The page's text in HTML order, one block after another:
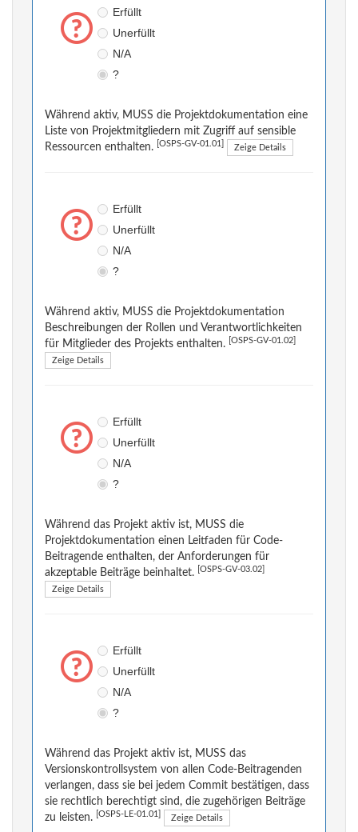
Erfüllt
Unerfüllt
N/A
?
Während aktiv, MUSS die Projektdokumentation eine
Liste von Projektmitgliedern mit Zugriff auf sensible
Ressourcen enthalten.
[OSPS-GV-01.01] Zeige Details
Erfüllt
Unerfüllt
N/A
?
Während aktiv, MUSS die Projektdokumentation
Beschreibungen der Rollen und Verantwortlichkeiten
für Mitglieder des Projekts enthalten.
[OSPS-GV-01.02]
Zeige Details
Erfüllt
Unerfüllt
N/A
?
Während das Projekt aktiv ist, MUSS die
Projektdokumentation einen Leitfaden für Code-
Beitragende enthalten, der Anforderungen für
akzeptable Beiträge beinhaltet.
[OSPS-GV-03.02]
Zeige Details
Erfüllt
Unerfüllt
N/A
?
Während das Projekt aktiv ist, MUSS das
Versionskontrollsystem von allen Code-Beitragenden
verlangen, dass sie bei jedem Commit bestätigen, dass
sie rechtlich berechtigt sind, die zugehörigen Beiträge
zu leisten.
[OSPS-LE-01.01] Zeige Details